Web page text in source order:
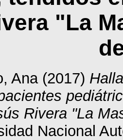
"La
Ana(2017)
Rivera "La
Nacional